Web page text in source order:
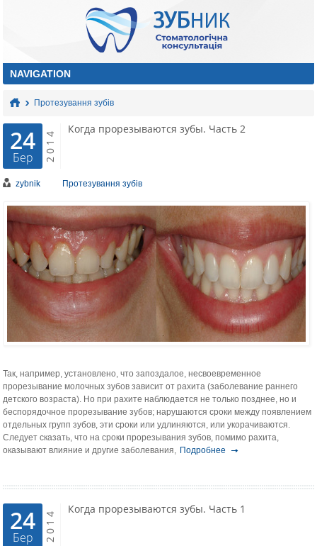
Протезування зубів
24
Бер 2014 Когда прорезываются зубы. Часть 2
zybnik Протезування зубів
Так, например, установле­но, что запоздалое, несвоевременное
прорезывание мо­лочных зубов зависит от рахита (заболевание раннего
детского возраста). Но при рахите наблюдается не толь­ко позднее, но и
беспорядочное прорезывание зубов; нарушаются сроки между появлением
отдельных групп зубов, эти сроки или удлиняются, или укорачиваются.
Следует сказать, что на сроки прорезывания зубов, помимо рахита,
оказывают влияние и другие заболе­вания, Подробнее
24
Бер 2014 Когда прорезываются зубы. Часть 1